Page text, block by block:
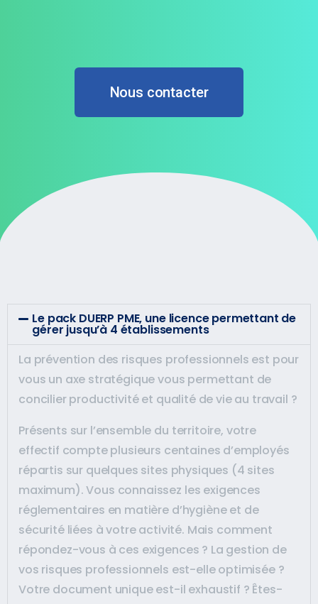
Nous contacter
Le pack DUERP PME, une licence permettant de
gérer jusqu’à 4 établissements
La prévention des risques professionnels est pour
vous un axe stratégique vous permettant de
concilier productivité et qualité de vie au travail ?
Présents sur l’ensemble du territoire, votre
effectif compte plusieurs centaines d’employés
répartis sur quelques sites physiques (4 sites
maximum). Vous connaissez les exigences
réglementaires en matière d’hygiène et de
sécurité liées à votre activité. Mais comment
répondez-vous à ces exigences ? La gestion de
vos risques professionnels est-elle optimisée ?
Votre document unique est-il exhaustif ? Êtes-